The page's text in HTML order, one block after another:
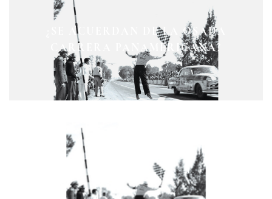
¿SE ACUERDAN DE LA OSADA
CARRERA PANAMERICANA?